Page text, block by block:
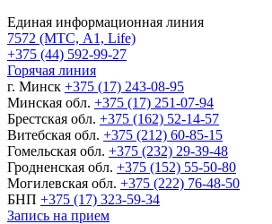
Единая информационная линия
7572 (МТС, A1, Life)
+375 (44) 592-99-27
Горячая линия
г. Минск +375 (17) 243-08-95
Минская обл. +375 (17) 251-07-94
Брестская обл. +375 (162) 52-14-57
Витебская обл. +375 (212) 60-85-15
Гомельская обл. +375 (232) 29-39-48
Гродненская обл. +375 (152) 55-50-80
Могилевская обл. +375 (222) 76-48-50
БНП +375 (17) 323-59-34
Запись на прием